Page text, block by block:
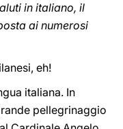
in italiano, il
ai numerosi
eh!
italiana. In
pellegrinaggio